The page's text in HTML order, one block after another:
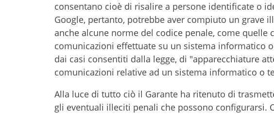
consentano cioè di risalire a persone identificate o
Google, pertanto, potrebbe aver compiuto un grave
anche alcune norme del codice penale, come
comunicazioni effettuate su un sistema informatico
dai casi consentiti dalla legge, di "apparecchiature
comunicazioni relative ad un sistema informatico o
Alla luce di tutto ciò il Garante ha ritenuto di
gli eventuali illeciti penali che possono configurarsi.